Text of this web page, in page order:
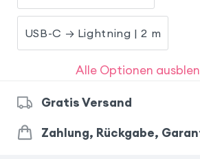
USB-C → Lightning | 2 m
Alle Optionen
Gratis Versand
Zahlung, Rückgabe,